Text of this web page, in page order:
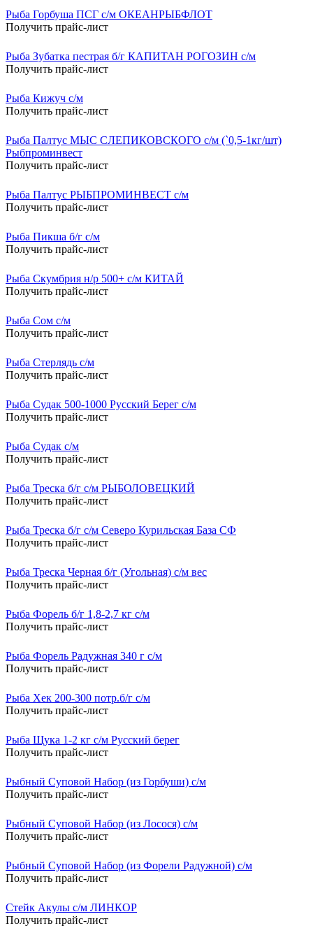
Рыба Горбуша ПСГ с/м ОКЕАНРЫБФЛОТ
Получить прайс-лист
Рыба Зубатка пестрая б/г КАПИТАН РОГОЗИН с/м
Получить прайс-лист
Рыба Кижуч с/м
Получить прайс-лист
Рыба Палтус МЫС СЛЕПИКОВСКОГО с/м (`0,5-1кг/шт)
Рыбпроминвест
Получить прайс-лист
Рыба Палтус РЫБПРОМИНВЕСТ с/м
Получить прайс-лист
Рыба Пикша б/г с/м
Получить прайс-лист
Рыба Скумбрия н/р 500+ с/м КИТАЙ
Получить прайс-лист
Рыба Сом с/м
Получить прайс-лист
Рыба Стерлядь с/м
Получить прайс-лист
Рыба Судак 500-1000 Русский Берег с/м
Получить прайс-лист
Рыба Судак с/м
Получить прайс-лист
Рыба Треска б/г с/м РЫБОЛОВЕЦКИЙ
Получить прайс-лист
Рыба Треска б/г с/м Северо Курильская База СФ
Получить прайс-лист
Рыба Треска Черная б/г (Угольная) с/м вес
Получить прайс-лист
Рыба Форель б/г 1,8-2,7 кг с/м
Получить прайс-лист
Рыба Форель Радужная 340 г с/м
Получить прайс-лист
Рыба Хек 200-300 потр.б/г с/м
Получить прайс-лист
Рыба Щука 1-2 кг с/м Русский берег
Получить прайс-лист
Рыбный Суповой Набор (из Горбуши) с/м
Получить прайс-лист
Рыбный Суповой Набор (из Лосося) с/м
Получить прайс-лист
Рыбный Суповой Набор (из Форели Радужной) с/м
Получить прайс-лист
Стейк Акулы с/м ЛИНКОР
Получить прайс-лист